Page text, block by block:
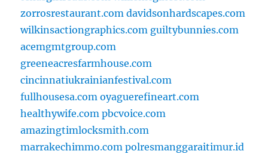
zorrosrestaurant.com davidsonhardscapes.com
wilkinsactiongraphics.com guiltybunnies.com
acemgmtgroup.com
greeneacresfarmhouse.com
cincinnatiukrainianfestival.com
fullhousesa.com oyaguerefineart.com
healthywife.com pbcvoice.com
amazingtimlocksmith.com
marrakechimmo.com polresmanggaraitimur.id